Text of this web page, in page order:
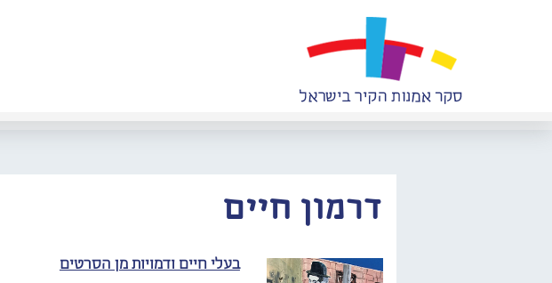
דרמון חיים
בעלי חיים ודמויות מן הסרטים